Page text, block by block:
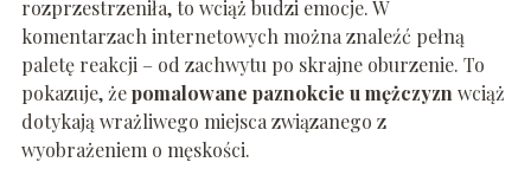
rozprzestrzeniła, to wciąż budzi emocje. W
komentarzach internetowych można znaleźć pełną
paletę reakcji – od zachwytu po skrajne oburzenie. To
pokazuje, żepomalowane paznokcie u mężczyznwciąż
dotykają wrażliwego miejsca związanego z
wyobrażeniem o męskości.